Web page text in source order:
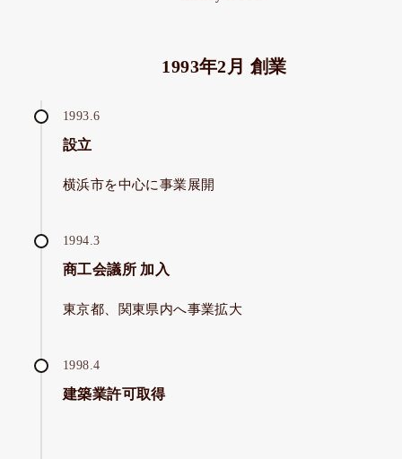
1993年2月 創業
1993.6
設立
横浜市を中心に事業展開
1994.3
商工会議所 加入
東京都、関東県内へ事業拡大
1998.4
建築業許可取得